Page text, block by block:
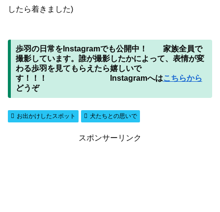
したら着きました)
歩羽の日常をInstagramでも公開中！ 家族全員で
撮影しています。誰が撮影したかによって、表情が変
わる歩羽を見てもらえたら嬉しいで
す！！！ Instagramへはこちらから
どうぞ
お出かけしたスポット 犬たちとの思いで
スポンサーリンク